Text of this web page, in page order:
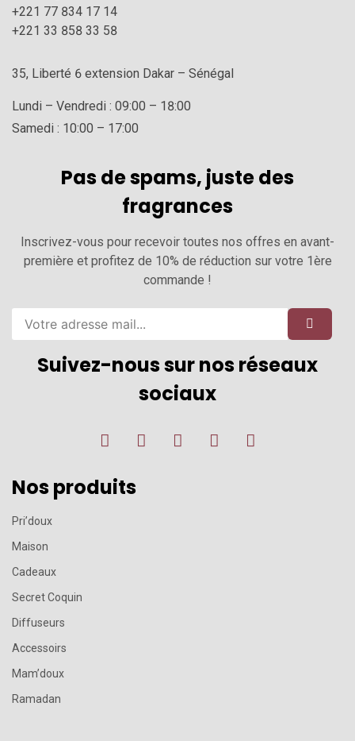
+221 77 834 17 14
+221 33 858 33 58
35, Liberté 6 extension Dakar – Sénégal
Lundi – Vendredi : 09:00 – 18:00
Samedi : 10:00 – 17:00
Pas de spams, juste des
fragrances
Inscrivez-vous pour recevoir toutes nos offres en avant-
première et profitez de 10% de réduction sur votre 1ère
commande !
Suivez-nous sur nos réseaux
sociaux
Nos produits
Pri’doux
Maison
Cadeaux
Secret Coquin
Diffuseurs
Accessoirs
Mam’doux
Ramadan